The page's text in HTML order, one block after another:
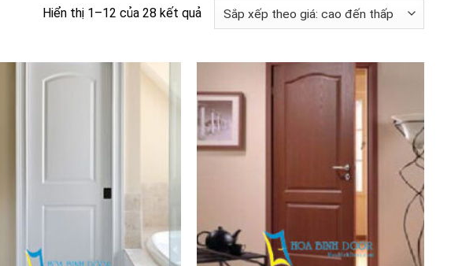
Hiển thị 1–12 của 28 kết quảĐã
sắp
giá:
cao
đến
thấp